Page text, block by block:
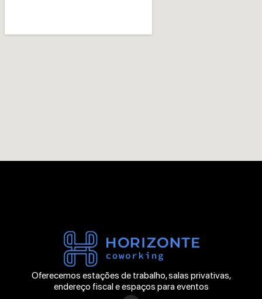
Oferecemos estações de trabalho, salas privativas,
endereço fiscal e espaços para eventos